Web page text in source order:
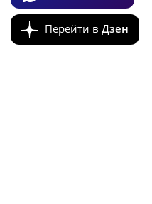
Перейти в Дзен